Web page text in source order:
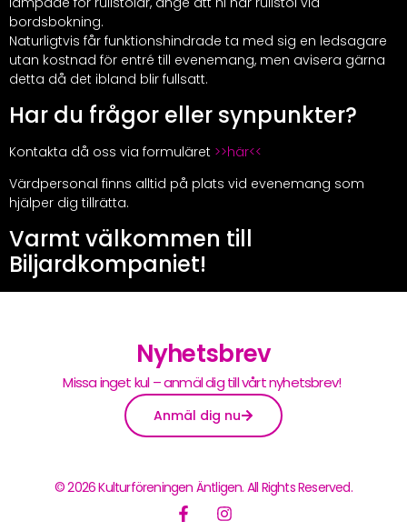
bordsbokning.
Naturligtvis får funktionshindrade ta med sig en ledsagare
utan kostnad för entré till evenemang, men avisera gärna
detta då det ibland blir fullsatt.
Har du frågor eller synpunkter?
Kontakta då oss via formuläret >>här<<
Värdpersonal finns alltid på plats vid evenemang som
hjälper dig tillrätta.
Varmt välkommen till
Biljardkompaniet!
Nyhetsbrev
Missa inget kul – anmäl dig till vårt nyhetsbrev!
Anmäl dig nu
© 2026 Kulturföreningen Äntligen. All Rights Reserved.